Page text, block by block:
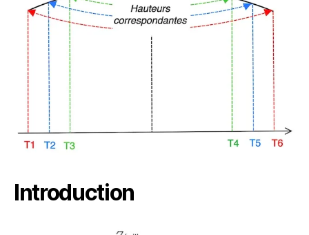
Introduction